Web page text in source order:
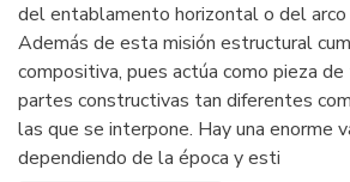
del entablamento horizontal o del arco
Además de esta misión estructural
compositiva, pues actúa como pieza
partes constructivas tan diferentes
las que se interpone. Hay una enorme
dependiendo de la época y esti